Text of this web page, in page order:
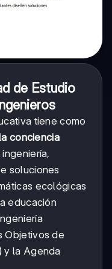
de Estudio
tiene como
conciencia
soluciones
ecológicas
educación
Objetivos de
y la Agenda